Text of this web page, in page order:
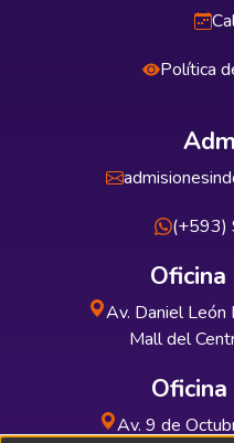
Política
(+593)
Av. Daniel León
Mall del
Av. 9 de